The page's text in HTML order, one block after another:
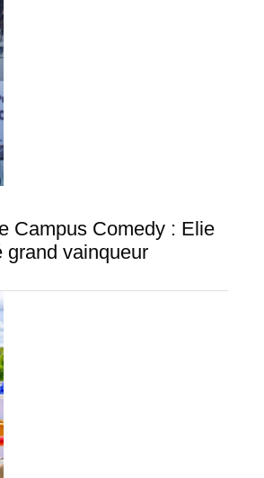
Campus Comedy : Elie
grand vainqueur